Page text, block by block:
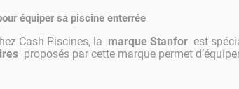
équiper sa piscine enterrée
Cash Piscines, la marque Stanfor est
proposés par cette marque permet